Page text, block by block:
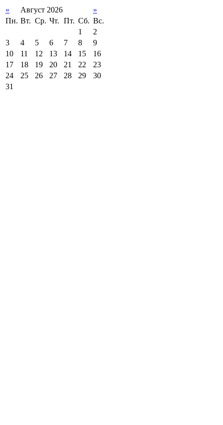
« Август 2026
»
Пн. Вт. Ср. Чт. Пт. Сб. Вс.
1
2
3
4 5 6 7 8
9
10
11 12 13 14 15
16
17
18 19 20 21 22
23
24
25 26 27 28 29
30
31